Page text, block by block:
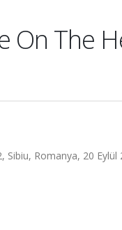
On The
Romanya, 20 Eylül